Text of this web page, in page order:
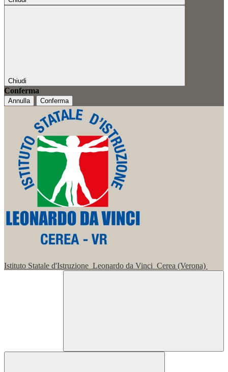
Chiudi
Conferma
Annulla Conferma
Istituto Statale d'Istruzione Leonardo da Vinci Cerea (Verona)